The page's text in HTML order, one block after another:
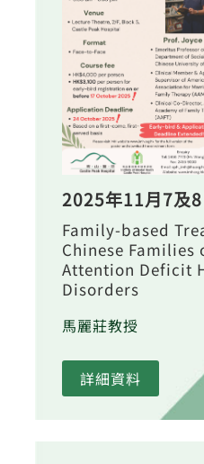
2025年11月7及8
Family-based
Chinese
Attention Deficit
Disorders
馬麗莊教授
詳細資料